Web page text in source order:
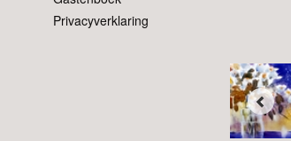
Privacyverklaring